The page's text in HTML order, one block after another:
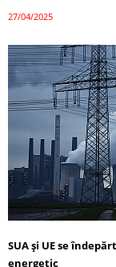
27/04/2025
SUA și UE se
energetic